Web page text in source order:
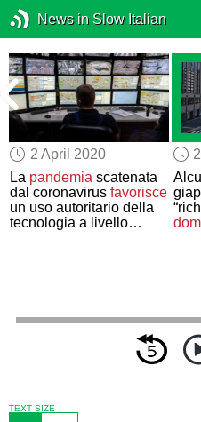
News in Slow Italian
2 April 2020
La pandemia scatenata
dal coronavirusfavorisce
un uso autoritario della
tecnologia a livello
TEXT SIZE